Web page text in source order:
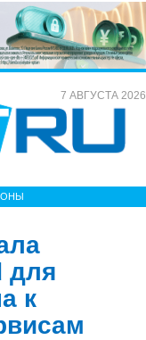
7 АВГУСТА 2026
для
к